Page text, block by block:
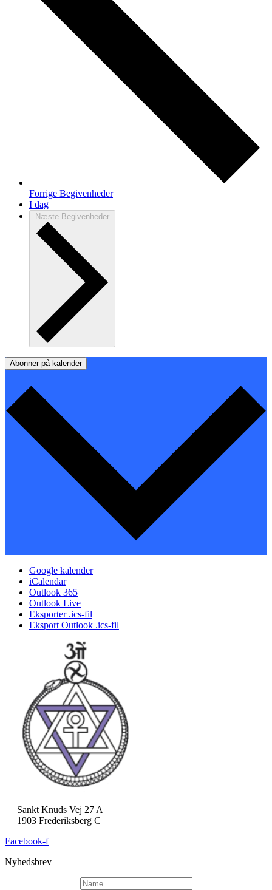
Forrige Begivenheder
I dag
Næste Begivenheder
Abonner på kalender
Google kalender
iCalendar
Outlook 365
Outlook Live
Eksporter .ics-fil
Eksport Outlook .ics-fil
Sankt Knuds Vej 27 A
1903 Frederiksberg C
Facebook-f
Nyhedsbrev